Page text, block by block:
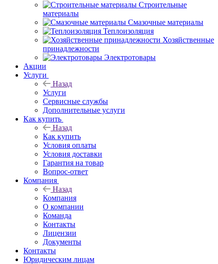
Строительные
материалы
Смазочные материалы
Теплоизоляция
Хозяйственные
принадлежности
Электротовары
Акции
Услуги
Назад
Услуги
Сервисные службы
Дополнительные услуги
Как купить
Назад
Как купить
Условия оплаты
Условия доставки
Гарантия на товар
Вопрос-ответ
Компания
Назад
Компания
О компании
Команда
Контакты
Лицензии
Документы
Контакты
Юридическим лицам